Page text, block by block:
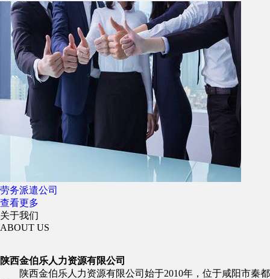
劳务派遣公司
查看更多
关于我们
ABOUT US
陕西金伯乐人力资源有限公司
陕西金伯乐人力资源有限公司始于2010年，位于咸阳市秦都